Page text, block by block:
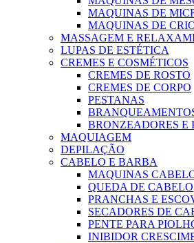
MAQUINAS DE
MAQUINAS DE
MASSAGEM E
LUPAS DE ESTÉTICA
CREMES E COSMÉTICOS
CREMES DE ROSTO
CREMES DE CORPO
PESTANAS
BRONZEADORES E
MAQUIAGEM
DEPILAÇÃO
CABELO E BARBA
MAQUINAS
QUEDA DE CABELO
PRANCHAS E
SECADORES DE
PENTE PARA
INIBIDOR